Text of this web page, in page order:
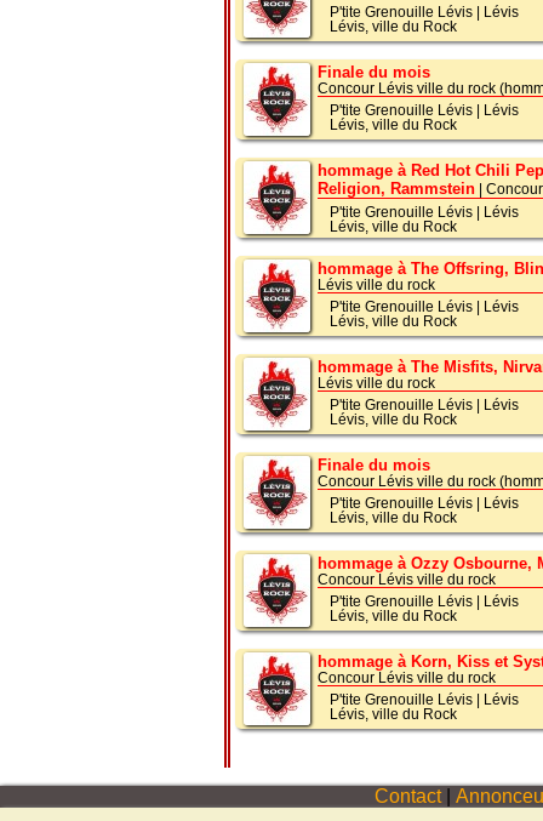
P'tite Grenouille Lévis
Lévis
Lévis, ville du Rock
Finale du mois
Concour Lévis ville du rock
P'tite Grenouille Lévis
Lévis
Lévis, ville du Rock
hommage à Red Hot Chili
Religion, Rammstein |
P'tite Grenouille Lévis
Lévis
Lévis, ville du Rock
hommage à The Offsring,
Lévis ville du rock
P'tite Grenouille Lévis
Lévis
Lévis, ville du Rock
hommage à The Misfits,
Lévis ville du rock
P'tite Grenouille Lévis
Lévis
Lévis, ville du Rock
Finale du mois
Concour Lévis ville du rock
P'tite Grenouille Lévis
Lévis
Lévis, ville du Rock
hommage à Ozzy Osbourne,
Concour Lévis ville du rock
P'tite Grenouille Lévis
Lévis
Lévis, ville du Rock
hommage à Korn, Kiss et
Concour Lévis ville du rock
P'tite Grenouille Lévis
Lévis
Lévis, ville du Rock
Contact